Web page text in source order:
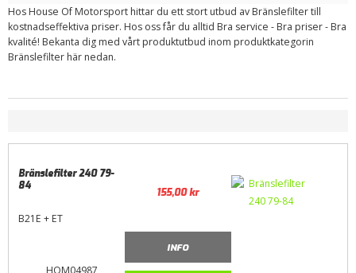
Hos House Of Motorsport hittar du ett stort utbud av Bränslefilter till
kostnadseffektiva priser. Hos oss får du alltid Bra service - Bra priser - Bra
kvalité! Bekanta dig med vårt produktutbud inom produktkategorin
Bränslefilter här nedan.
Bränslefilter 240 79-
84
B21E + ET
155,00kr
INFO